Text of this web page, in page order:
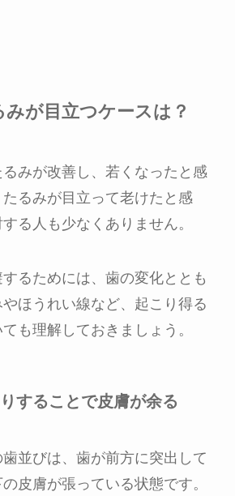
が目立つケースは？
みが改善し、若くなったと感
るみが目立って老けたと感
る人も少なくありません。
るためには、歯の変化ととも
ほうれい線など、起こり得る
も理解しておきましょう。
することで皮膚が余る
並びは、歯が前方に突出して
皮膚が張っている状態です。